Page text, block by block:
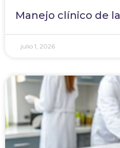
Manejo clínico de
julio 1, 2026